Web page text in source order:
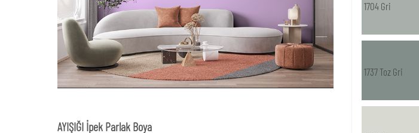
AYIŞIĞI İpek Parlak Boya
1704 Gri
1737 Toz Gri